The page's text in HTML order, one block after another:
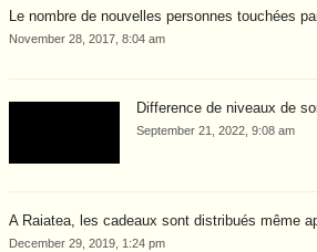
Le nombre de nouvelles personnes touchées
November 28, 2017, 8:04 am
Difference de niveaux de
September 21, 2022, 9:08 am
A Raiatea, les cadeaux sont distribués même
December 29, 2019, 1:24 pm